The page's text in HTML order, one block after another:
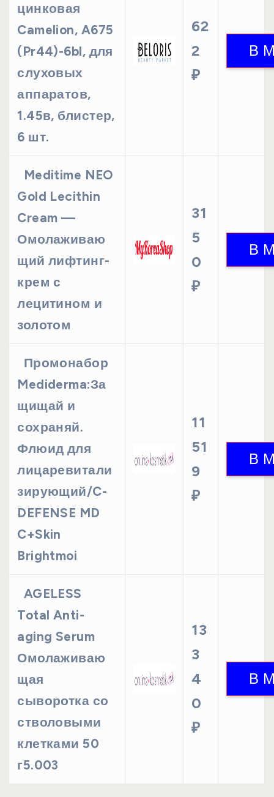
цинковая
Camelion, A675
(Pr44)-6bl, для
слуховых
аппаратов,
1.45в, блистер,
6 шт.
62
2
₽
Meditime NEO
Gold Lecithin
Cream —
Омолаживаю
щий лифтинг-
крем с
лецитином и
золотом
31
5
0
₽
Промонабор
Mediderma:За
щищай и
сохраняй.
Флюид для
лицаревитали
зирующий/C-
DEFENSE MD
C+Skin
Brightmoi
11
51
9
₽
AGELESS
Total Anti-
aging Serum
Омолаживаю
щая
сыворотка со
стволовыми
клетками 50
г5.003
13
3
4
0
₽